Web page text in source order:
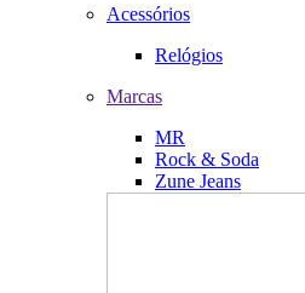
Acessórios
Relógios
Marcas
MR
Rock & Soda
Zune Jeans